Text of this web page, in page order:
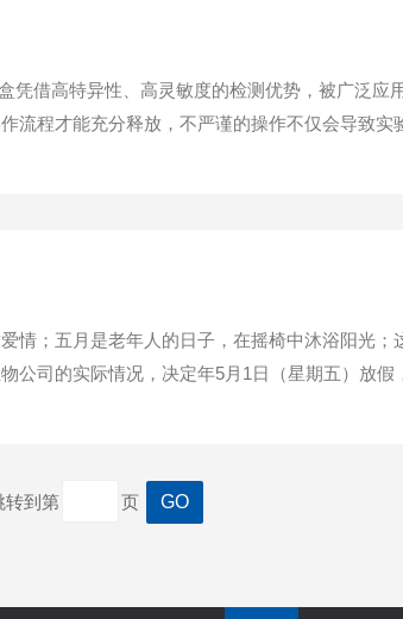
借高特异性、高灵敏度的检测优势，被广泛应
流程才能充分释放，不严谨的操作不仅会导致实
情；五月是老年人的日子，在摇椅中沐浴阳光；
公司的实际情况，决定年5月1日（星期五）放假
到第 页